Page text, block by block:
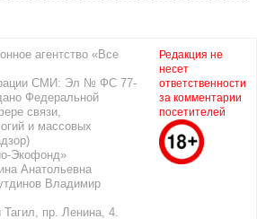
агентство «Все
СМИ: Эл № ФС 77-
Федеральной
связи,
и массовых
Экофонд»
Анатольевна
Владимир
пр. Ленина, 4.
Редакция не
несет
ответственности
за комментарии
посетителей